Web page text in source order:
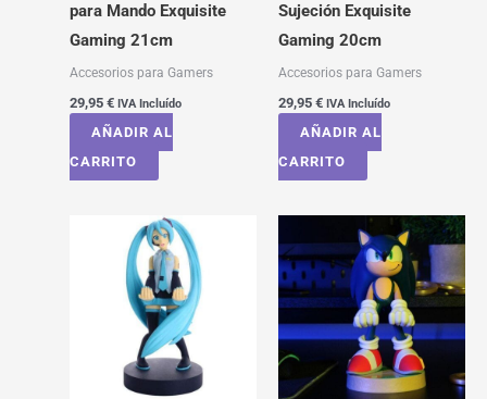
para Mando Exquisite
Gaming 21cm
Accesorios para Gamers
29,95 € IVA Incluído
AÑADIR AL
CARRITO
Sujeción Exquisite
Gaming 20cm
Accesorios para Gamers
29,95 € IVA Incluído
AÑADIR AL
CARRITO